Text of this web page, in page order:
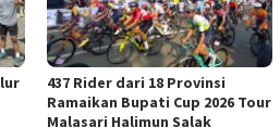
437 Rider dari 18 Provinsi
Ramaikan Bupati Cup 2026 Tour
Malasari Halimun Salak